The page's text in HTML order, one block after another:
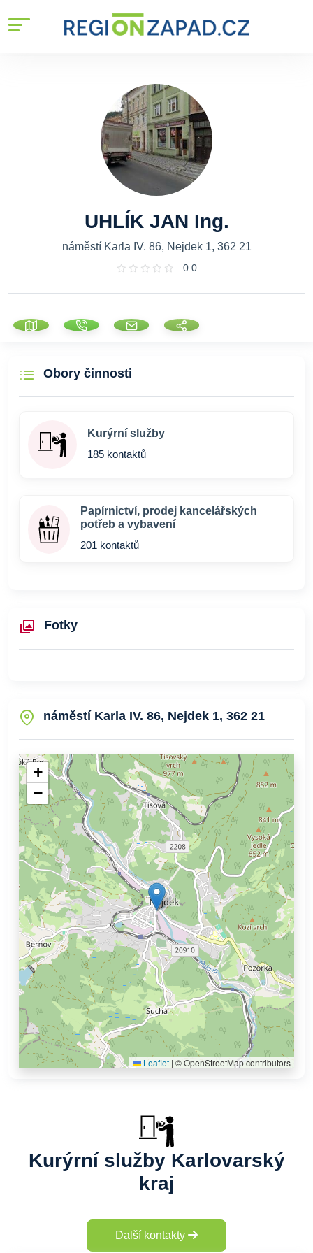
UHLÍK JAN Ing.
náměstí Karla IV. 86, Nejdek 1, 362 21
0.0
Obory činnosti
Kurýrní služby
185 kontaktů
Papírnictví, prodej kancelářských
potřeb a vybavení
201 kontaktů
Fotky
náměstí Karla IV. 86, Nejdek 1, 362 21
+
−
Leaflet | © OpenStreetMap contributors
Kurýrní služby Karlovarský
kraj
Další kontakty